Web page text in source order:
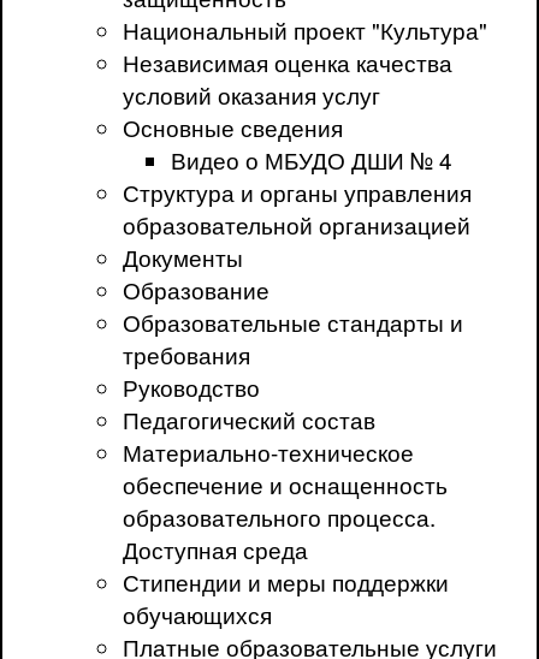
Национальный проект "Культура"
Независимая оценка качества
условий оказания услуг
Основные сведения
Видео о МБУДО ДШИ № 4
Структура и органы управления
образовательной организацией
Документы
Образование
Образовательные стандарты и
требования
Руководство
Педагогический состав
Материально-техническое
обеспечение и оснащенность
образовательного процесса.
Доступная среда
Стипендии и меры поддержки
обучающихся
Платные образовательные услуги